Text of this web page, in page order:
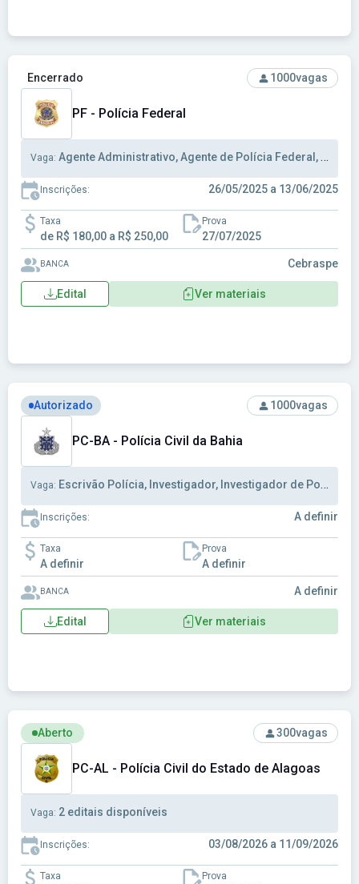
Ver concurso: PF - Polícia Federal
Encerrado 1000vagas
PF - Polícia Federal
Vaga: Agente Administrativo, Agente de Polícia Federal, Escrivão Polícia
Inscrições: 26/05/2025 a 13/06/2025
Taxa
de R$ 180,00 a R$ 250,00
Prova
27/07/2025
BANCA Cebraspe
Edital Ver materiais
Ver concurso: PC-BA - Polícia Civil da Bahia
Autorizado 1000vagas
PC-BA - Polícia Civil da Bahia
Vaga: Escrivão Polícia, Investigador, Investigador de Polícia
Inscrições: A definir
Taxa
A definir
Prova
A definir
BANCA A definir
Edital Ver materiais
Ver concurso: PC-AL - Polícia Civil do Estado de Alagoas
Aberto 300vagas
PC-AL - Polícia Civil do Estado de Alagoas
Vaga: 2 editais disponíveis
Inscrições: 03/08/2026 a 11/09/2026
Taxa Prova